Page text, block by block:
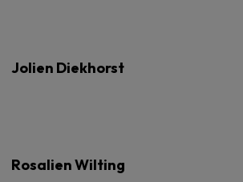
Jolien Diekhorst
Rosalien Wilting